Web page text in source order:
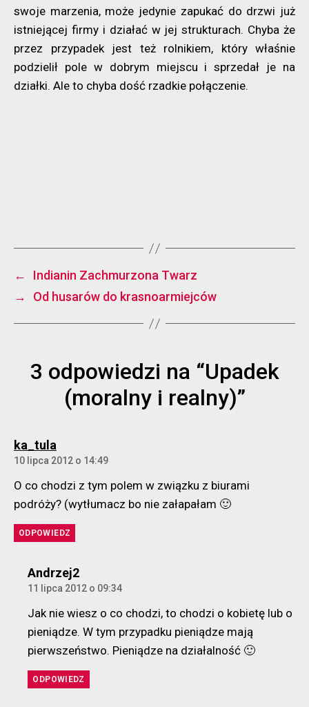
swoje marzenia, może jedynie zapukać do drzwi już
istniejącej firmy i działać w jej strukturach. Chyba że
przez przypadek jest też rolnikiem, który właśnie
podzielił pole w dobrym miejscu i sprzedał je na
działki. Ale to chyba dość rzadkie połączenie.
←
Indianin Zachmurzona Twarz
→
Od husarów do krasnoarmiejców
3 odpowiedzi na “Upadek
(moralny i realny)”
ka_tula
10 lipca 2012 o 14:49
O co chodzi z tym polem w związku z biurami
podróży? (wytłumacz bo nie załapałam 🙂
ODPOWIEDZ
Andrzej2komentarz:
11 lipca 2012 o 09:34
Jak nie wiesz o co chodzi, to chodzi o kobietę lub o
pieniądze. W tym przypadku pieniądze mają
pierwszeństwo. Pieniądze na działalność 🙂
ODPOWIEDZ